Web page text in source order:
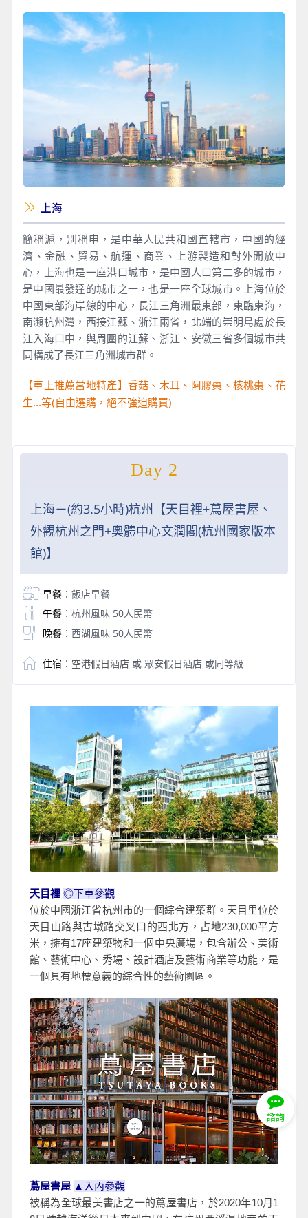
上海
簡稱滬，別稱申，是中華人民共和國直轄市，中國的經
濟、金融、貿易、航運、商業、上游製造和對外開放中
心，上海也是一座港口城市，是中國人口第二多的城市，
是中國最發達的城市之一，也是一座全球城市。上海位於
中國東部海岸線的中心，長江三角洲最東部，東臨東海，
南瀕杭州灣，西接江蘇、浙江兩省，北端的崇明島處於長
江入海口中，與周圍的江蘇、浙江、安徽三省多個城市共
同構成了長江三角洲城市群。
【車上推薦當地特產】香菇、木耳、阿膠棗、核桃棗、花
生...等(自由選購，絕不強迫購買)
Day 2
上海－(約3.5小時)杭州【天目裡+蔦屋書屋、
外觀杭州之門+奧體中心文潤閣(杭州國家版本
館)】
早餐：飯店早餐
午餐：杭州風味 50人民幣
晚餐：西湖風味 50人民幣
住宿 ： 空港假日酒店或 眾安假日酒店 或同等級
天目裡 ◎下車參觀
位於中國浙江省杭州市的一個綜合建築群。天目里位於
天目山路與古墩路交叉口的西北方，占地230,000平方
米，擁有17座建築物和一個中央廣場，包含辦公、美術
館、藝術中心、秀場、設計酒店及藝術商業等功能，是
一個具有地標意義的綜合性的藝術園區。
蔦屋書屋 ▲ 入內參觀
被稱為全球最美書店之一的蔦屋書店，於2020年10月1
諮詢